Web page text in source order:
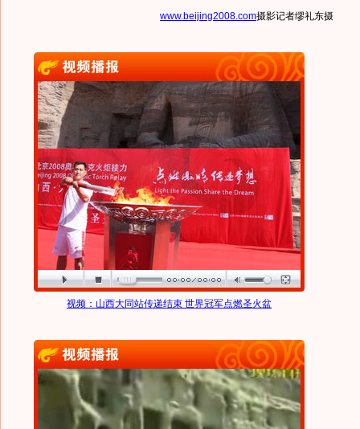
www.beijing2008.com摄影记者缪礼东摄
视频：山西大同站传递结束 世界冠军点燃圣火盆